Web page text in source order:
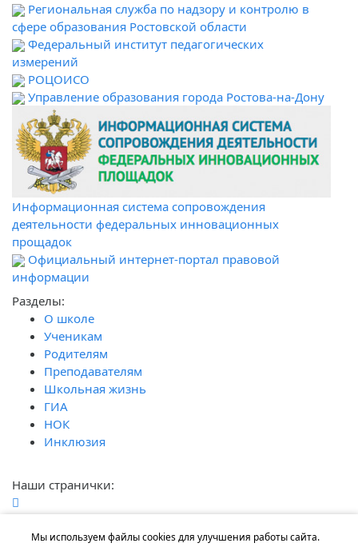
Региональная служба по надзору и контролю в
сфере образования Ростовской области
Федеральный институт педагогических
измерений
РОЦОИСО
Управление образования города Ростова-на-Дону
Информационная система сопровождения
деятельности федеральных инновационных
прощадок
Официальный интернет-портал правовой
информации
Разделы:
О школе
Ученикам
Родителям
Преподавателям
Школьная жизнь
ГИА
НОК
Инклюзия
Наши странички:
г. Ростов-на-Дону, ул. Волкова 6/2
Мы используем файлы cookies для улучшения работы сайта.